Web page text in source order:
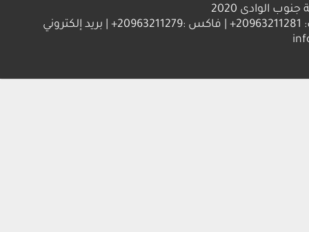
2020
العنوان : جامعة جنوب الوادي 83523 قنا - جمهورية مصر العربية | ت: 20963211281+ | فاكس :20963211279+ | بريد إلكتروني